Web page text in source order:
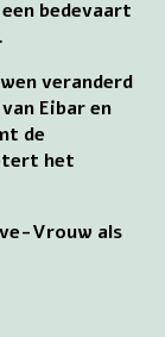
een bedevaart
veranderd
Eibar en
de
het
Vrouw als